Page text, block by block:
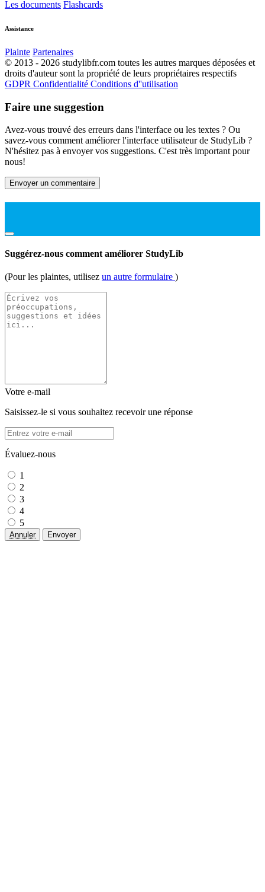
Les documents Flashcards
Assistance
Plainte Partenaires
© 2013 - 2026 studylibfr.com toutes les autres marques déposées et
droits d'auteur sont la propriété de leurs propriétaires respectifs
GDPR Confidentialité Conditions d''utilisation
Faire une suggestion
Avez-vous trouvé des erreurs dans l'interface ou les textes ? Ou
savez-vous comment améliorer l'interface utilisateur de StudyLib ?
N'hésitez pas à envoyer vos suggestions. C'est très important pour
nous!
Envoyer un commentaire
Suggérez-nous comment améliorer StudyLib
(Pour les plaintes, utilisez un autre formulaire )
Votre e-mail
Saisissez-le si vous souhaitez recevoir une réponse
Évaluez-nous
1
2
3
4
5
Annuler Envoyer